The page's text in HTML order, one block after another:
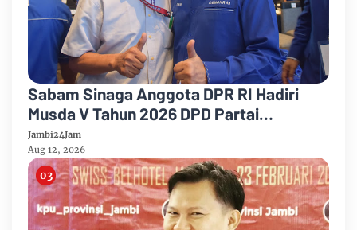
Sabam Sinaga Anggota DPR RI Hadiri
Musda V Tahun 2026 DPD Partai
Demokrat Provinsi Jambi
Jambi24Jam
Aug 12, 2026